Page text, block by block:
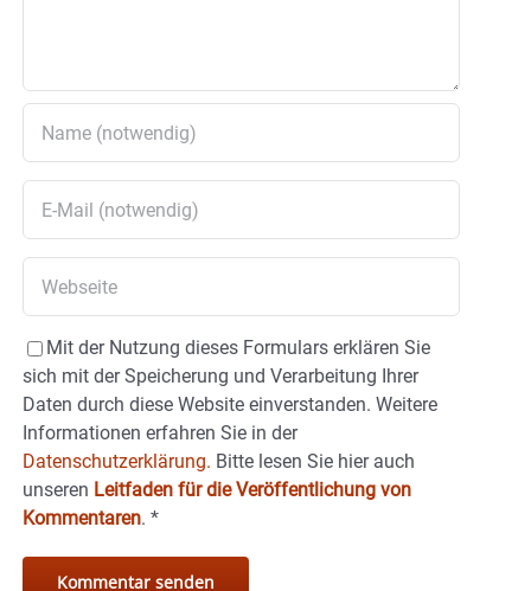
Mit der Nutzung dieses Formulars erklären Sie
sich mit der Speicherung und Verarbeitung Ihrer
Daten durch diese Website einverstanden. Weitere
Informationen erfahren Sie in der
Datenschutzerklärung. Bitte lesen Sie hier auch
unseren Leitfaden für die Veröffentlichung von
Kommentaren. *